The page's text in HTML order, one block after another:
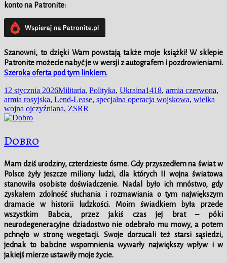
konto na Patronite:
Szanowni, to dzięki Wam powstają także moje książki!Wsklepie
Patronite możecie nabyć je w wersji z autografem i pozdrowieniami.
Szeroka oferta pod tym linkiem.
Data
publikacji
12 stycznia 2026Kategorie
Militaria, Polityka, UkrainaTagi
1418, armia czerwona,
armia rosyjska, Lend-Lease, specjalna operacja wojskowa, wielka
wojna ojczyźniana, ZSRR
Dobro
Mam dziś urodziny, czterdzieste ósme. Gdy przyszedłem na świat w
Polsce żyły jeszcze miliony ludzi, dla których II wojna światowa
stanowiła osobiste doświadczenie. Nadal było ich mnóstwo, gdy
zyskałem zdolność słuchania i rozmawiania o tym największym
dramacie w historii ludzkości. Moim świadkiem była przede
wszystkim Babcia, przez jakiś czas jej brat – póki
neurodegeneracyjne dziadostwo nie odebrało mu mowy, a potem
pchnęło w stronę wegetacji. Swoje dorzucali też starsi sąsiedzi,
jednak to babcine wspomnienia wywarły największy wpływ i w
jakiejś mierze ustawiły moje życie.